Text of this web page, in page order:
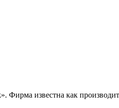
известна как